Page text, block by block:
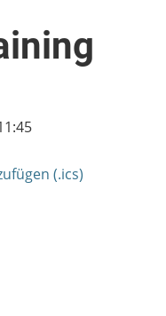
(.ics)